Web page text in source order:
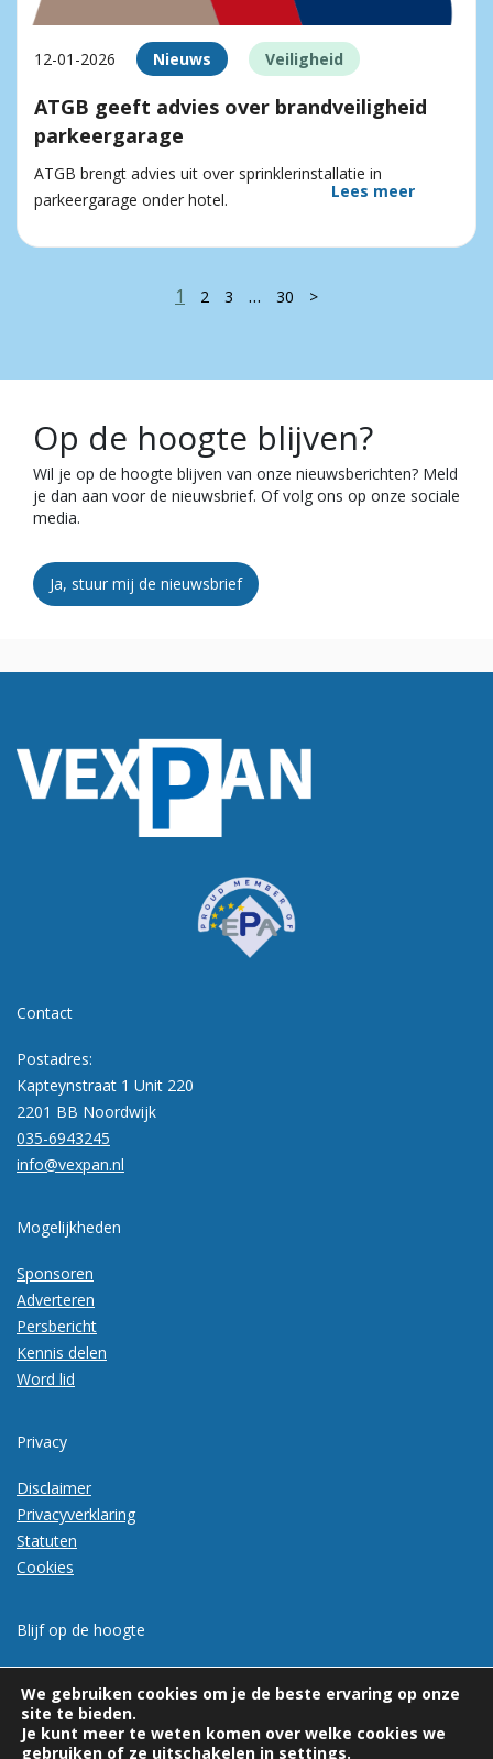
12-01-2026 Nieuws Veiligheid
ATGB geeft advies over brandveiligheid
parkeergarage
ATGB brengt advies uit over sprinklerinstallatie in
parkeergarage onder hotel.
Lees meer
1 2 3 … 30 >
Op de hoogte blijven?
Wil je op de hoogte blijven van onze nieuwsberichten? Meld
je dan aan voor de nieuwsbrief. Of volg ons op onze sociale
media.
Ja, stuur mij de nieuwsbrief
Contact
Postadres:
Kapteynstraat 1 Unit 220
2201 BB Noordwijk
035-6943245
info@vexpan.nl
Mogelijkheden
Sponsoren
Adverteren
Persbericht
Kennis delen
Word lid
Privacy
Disclaimer
Privacyverklaring
Statuten
Cookies
Blijf op de hoogte
We gebruiken cookies om je de beste ervaring op onze
site te bieden.
Je kunt meer te weten komen over welke cookies we
gebruiken of ze uitschakelen in settings.